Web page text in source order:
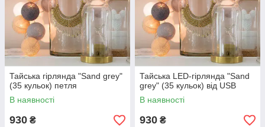
Тайська гірлянда "Sand grey"
(35 кульок) петля
В наявності
930 ₴
Тайська LED-гірлянда "Sand
grey" (35 кульок) від USB
В наявності
930 ₴